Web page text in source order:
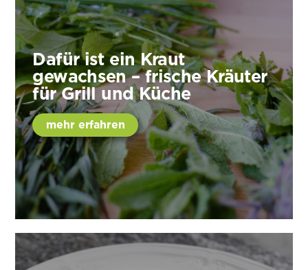
Dafür ist ein Kraut
gewachsen – frische Kräuter
für Grill und Küche
mehr erfahren